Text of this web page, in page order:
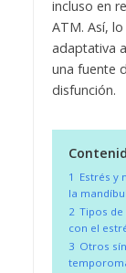
incluso en
ATM. Así,
adaptativa
una fuente
disfunción.
1 Estrés y
la
2 Tipos
con el
3 Otros